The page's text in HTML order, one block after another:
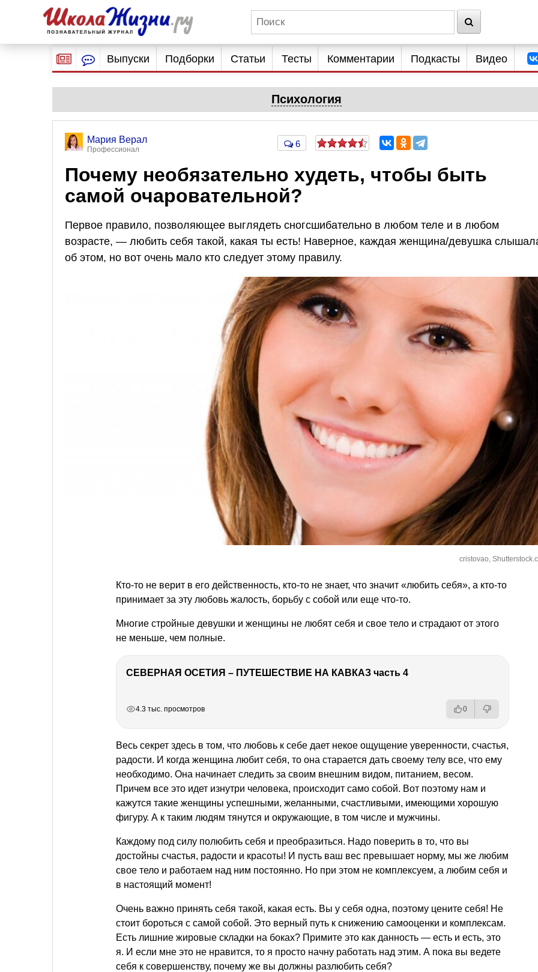
Выпуски Подборки Статьи Тесты Комментарии Подкасты Видео
Психология
Мария Верал
Профессионал
6
Почему необязательно худеть, чтобы быть
самой очаровательной?
Первое правило, позволяющее выглядеть сногсшибательно в любом теле и в любом
возрасте, — любить себя такой, какая ты есть! Наверное, каждая женщина/девушка
об этом, но вот очень мало кто следует этому правилу.
cristovao,
Кто-то не верит в его действенность, кто-то не знает, что значит «любить себя», а кто-то
принимает за эту любовь жалость, борьбу с собой или еще что-то.
Многие стройные девушки и женщины не любят себя и свое тело и страдают от этого
не меньше, чем полные.
СЕВЕРНАЯ ОСЕТИЯ – ПУТЕШЕСТВИЕ НА КАВКАЗ часть 4
4.3 тыс. просмотров 0
Весь секрет здесь в том, что любовь к себе дает некое ощущение уверенности, счастья,
радости. И когда женщина любит себя, то она старается дать своему телу все, что ему
необходимо. Она начинает следить за своим внешним видом, питанием, весом.
Причем все это идет изнутри человека, происходит само собой. Вот поэтому нам и
кажутся такие женщины успешными, желанными, счастливыми, имеющими хорошую
фигуру. А к таким людям тянутся и окружающие, в том числе и мужчины.
Каждому под силу полюбить себя и преобразиться. Надо поверить в то, что вы
достойны счастья, радости и красоты! И пусть ваш вес превышает норму, мы же любим
свое тело и работаем над ним постоянно. Но при этом не комплексуем, а любим себя и
в настоящий момент!
Очень важно принять себя такой, какая есть. Вы у себя одна, поэтому цените себя! Не
стоит бороться с самой собой. Это верный путь к снижению самооценки и комплексам.
Есть лишние жировые складки на боках? Примите это как данность — есть и есть, это
я. И если мне это не нравится, то я просто начну работать над этим. А пока вы ведете
себя к совершенству, почему же вы должны разлюбить себя?